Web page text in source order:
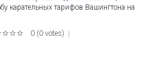
карательных тарифов Вашингтона на
0 (0 votes)